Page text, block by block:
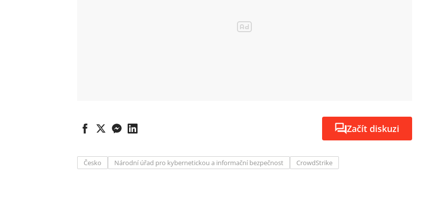
Začít diskuzi
Česko Národní úřad pro kybernetickou a informační bezpečnost CrowdStrike